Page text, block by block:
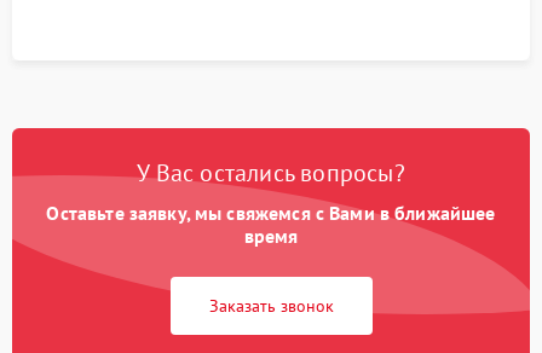
У Вас остались вопросы?
Оставьте заявку, мы свяжемся с Вами в ближайшее
время
Заказать звонок